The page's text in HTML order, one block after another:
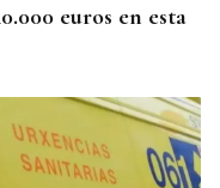
euros en esta